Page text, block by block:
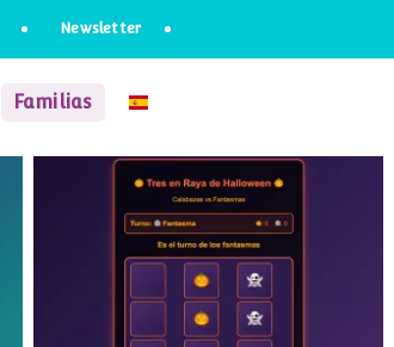
Newsletter
Familias
Tres en Raya de Halloween